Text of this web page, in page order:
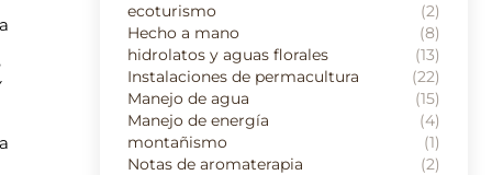
ecoturismo
(2)
Hecho a mano
(8)
hidrolatos y aguas florales
(13)
Instalaciones de permacultura
(22)
Manejo de agua
(15)
Manejo de energía
(4)
montañismo
(1)
Notas de aromaterapia
(2)